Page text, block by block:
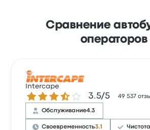
Сравнение
операторов
Intercape
Количество звезд: 3.5 из 5
3.5/5 49 537
Обслуживание4.3
Своевременность3.1